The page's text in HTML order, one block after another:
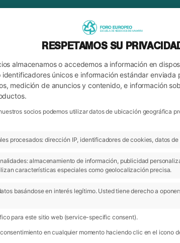
RESPETAMOS SU
almacenamos o accedemos a información en
únicos e información estándar
medición de anuncios y contenido, e información
socios podemos utilizar datos de ubicación geográfica
procesados: dirección IP, identificadores de cookies, datos
almacenamiento de información, publicidad
características especiales como geolocalización precisa.
basándose en interés legítimo. Usted tiene derecho a
para este sitio web (service-specific consent).
en cualquier momento haciendo clic en el icono